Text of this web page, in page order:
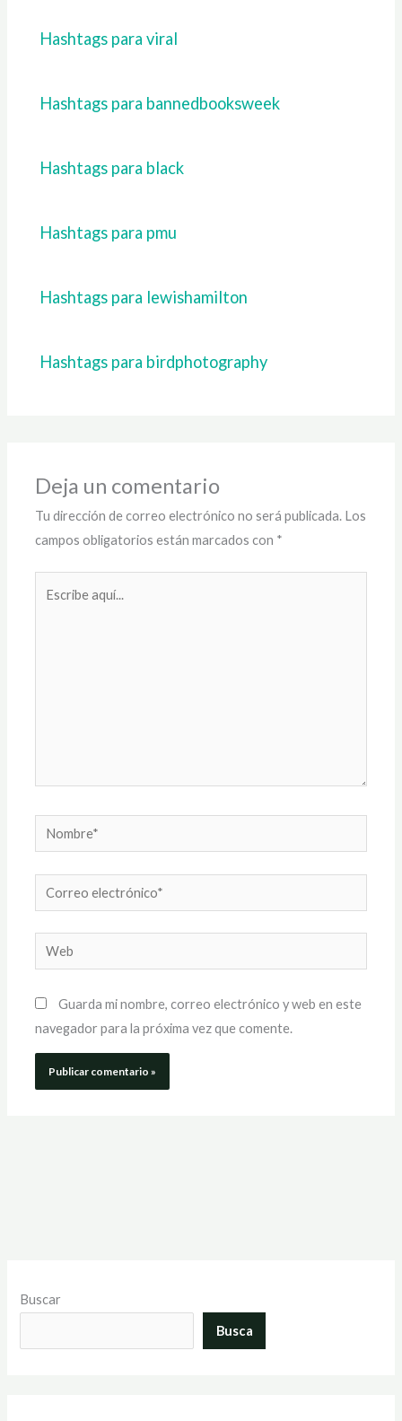
Hashtags para viral
Hashtags para bannedbooksweek
Hashtags para black
Hashtags para pmu
Hashtags para lewishamilton
Hashtags para birdphotography
Deja un comentario
Tu dirección de correo electrónico no será publicada. Los
campos obligatorios están marcados con *
Nombre*
Correo
electrónico*
Web
Guarda mi nombre, correo electrónico y web en este
navegador para la próxima vez que comente.
Buscar
Busca